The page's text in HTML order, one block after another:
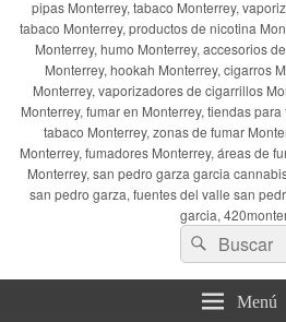
pipas Monterrey, tabaco Monterrey,
tabaco Monterrey, productos de nicotina
Monterrey, humo Monterrey, accesorios
Monterrey, hookah Monterrey, cigarros
Monterrey, vaporizadores de cigarrillos
Monterrey, fumar en Monterrey, tiendas
tabaco Monterrey, zonas de fumar
Monterrey, fumadores Monterrey, áreas de
Monterrey, san pedro garza garcia
san pedro garza, fuentes del valle san
garcia,
Buscar
por:
Buscar
Menú